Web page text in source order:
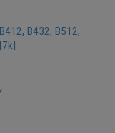
B432, B512,